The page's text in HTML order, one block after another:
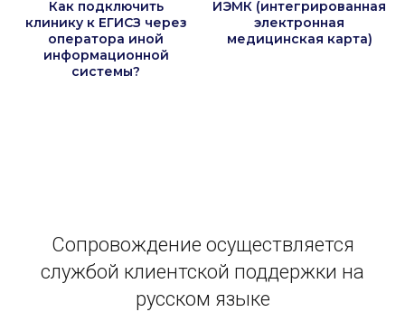
Как подключить
клинику к ЕГИСЗ через
оператора иной
информационной
системы?
ИЭМК (интегрированная
электронная
медицинская карта)
Сопровождение осуществляется
службой клиентской поддержки на
русском языке